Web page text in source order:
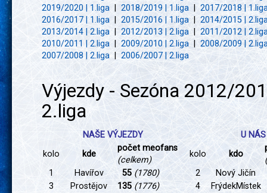
2019/2020 | 1.liga
2018/2019 | 1.liga
2017/2018 |
2016/2017 | 1.liga
2015/2016 | 1.liga| 2014/2015 |
2013/2014 | 2.liga
2012/2013 | 2.liga | 2011/2012 |
2010/2011 | 2.liga |2009/2010 | 2.liga
2008/2009 |
2007/2008 | 2.liga| 2006/2007 | 2.liga
Výjezdy - Sezóna 2012/
2.liga
NAŠE VÝJEZDY
U NÁS
kolo
kde
počet meofans
(celkem)
kolo kdo
1
Havířov 55 (1780) 2 Nový Jičín
3
Prostějov 135 (1776) 4 FrýdekMístek